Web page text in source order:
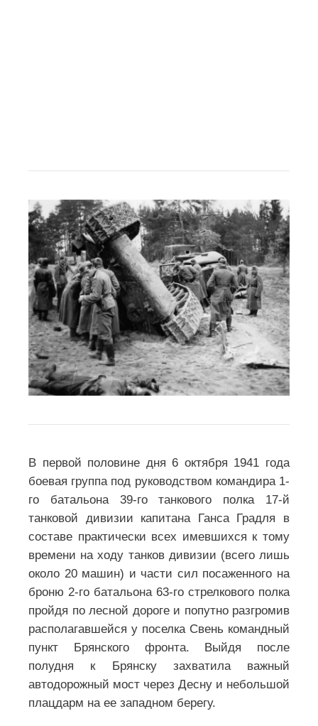
В первой половине дня 6 октября 1941 года
боевая группа под руководством командира 1-
го батальона 39-го танкового полка 17-й
танковой дивизии капитана Ганса Градля в
составе практически всех имевшихся к тому
времени на ходу танков дивизии (всего лишь
около 20 машин) и части сил посаженного на
броню 2-го батальона 63-го стрелкового полка
пройдя по лесной дороге и попутно разгромив
располагавшейся у поселка Свень командный
пункт Брянского фронта. Выйдя после
полудня к Брянску захватила важный
автодорожный мост через Десну и небольшой
плацдарм на ее западном берегу.